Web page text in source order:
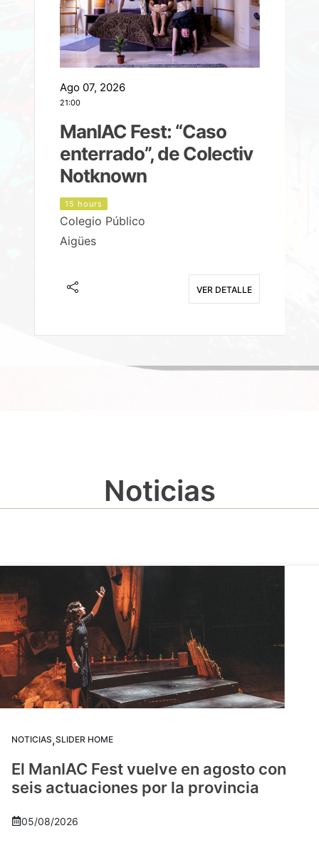
Ago 07, 2026
21:00
ManIAC Fest: “Caso
enterrado”, de Colectiv
Notknown
15 hours
Colegio Público
Aigües
VER DETALLE
Noticias
NOTICIAS,SLIDER HOME
El ManIAC Fest vuelve en agosto con
seis actuaciones por la provincia
05/08/2026